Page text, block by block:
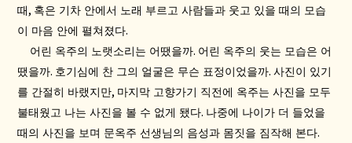
때 , 혹은 기차 안에서 노래 부르고 사람들과 웃고 있을 때의 모습
이 마음 안에 펼쳐졌다.
어린 옥주의 노랫소리는 어땠을까. 어린 옥주의 웃는 모습은 어
땠을까. 호기심에 찬 그의 얼굴은 무슨 표정이었을까.사진이 있기
를 간절히 바랬지만, 마지막 고향가기 직전에 옥주는 사진을 모두
불태웠고 나는 사진을 볼 수 없게 됐다. 나중에 나이가 더 들었을
때의 사진을 보며 문옥주 선생님의 음성과 몸짓을 짐작해 본다.